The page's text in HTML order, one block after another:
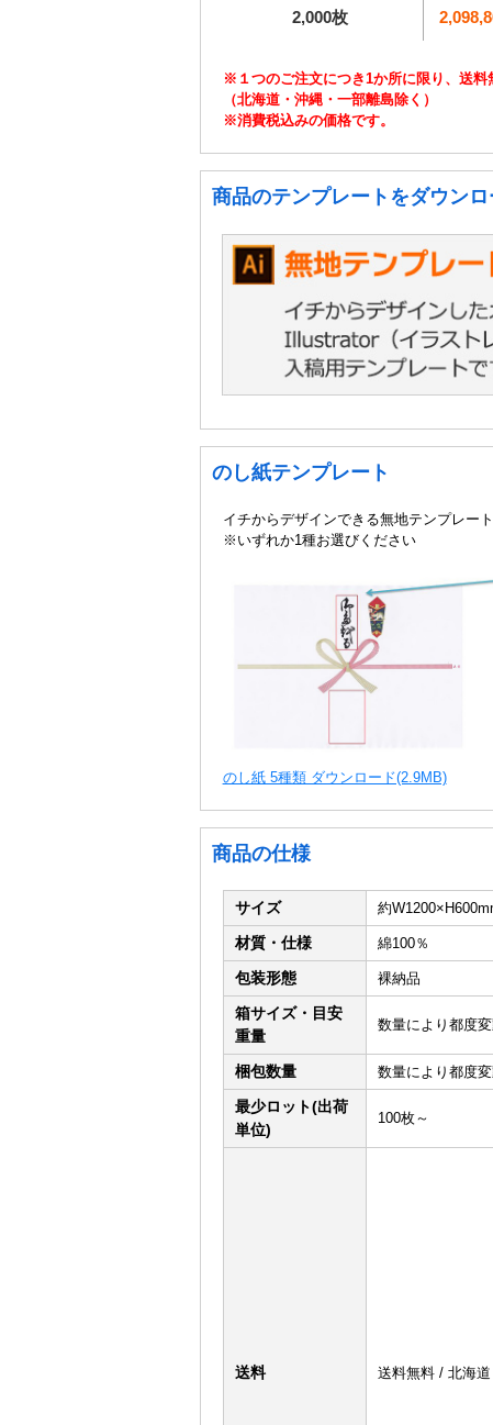
2,000枚
※１つのご注文につき1か所に限り、送料
（北海道・沖縄・一部離島除く）
※消費税込みの価格です。
商品のテンプレートをダウンロ
のし紙テンプレート
イチからデザインできる無地テンプレー
※いずれか1種お選びください
のし紙 5種類 ダウンロード(2.9MB)
商品の仕様
サイズ 約
材質・仕様 綿100％
包装形態 裸納品
箱サイズ・目安
重量
数量により都度
梱包数量 数量により都度
最少ロット(出荷
単位)
100枚～
送料 送料無料 / 北海